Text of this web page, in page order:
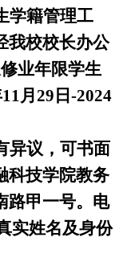
学籍管理工
我校校长办公
业年限学生
月29日-2024
异议，可书面
科技学院教务
路甲一号。电
实姓名及身份